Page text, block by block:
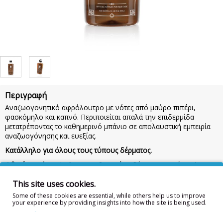
Περιγραφή
Aναζωογονητικό αφρόλουτρο με νότες από μαύρο πιπέρι,
φασκόμηλο και καπνό. Περιποιείται απαλά την επιδερμίδα
μετατρέποντας το καθημερινό μπάνιο σε απολαυστική εμπειρία
αναζωογόνησης και ευεξίας.
Κατάλληλο για όλους τους τύπους δέρματος.
Οδηγίες χρήσης:Άπλωσε σε βρεγμένο δέρμα στο μπάνιο ή το
Κρατήστε το προϊόν μακριά από παιδιά. Σε περίπτωση επαφής με
τα μάτια, ξεπλύνετε με άφθονο νερό. Για εξωτερική χρήση.
Συστατικά:AQUA, SODIUM LAURETH SULFATE,
This site uses cookies.
Some of these cookies are essential, while others help us to improve
your experience by providing insights into how the site is being used.